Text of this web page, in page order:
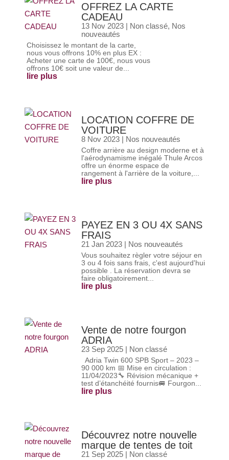
OFFREZ LA CARTE
CADEAU
13 Nov 2023 | Non classé, Nos
nouveautés
Choisissez le montant de la carte,
nous vous offrons 10% en plus EX :
Acheter une carte de 100€, nous vous
offrons 10€ soit une valeur de...
lire plus
LOCATION COFFRE DE
VOITURE
8 Nov 2023 | Nos nouveautés
Coffre arrière au design moderne et à
l'aérodynamisme inégalé Thule Arcos
offre un énorme espace de
rangement à l'arrière de la voiture,...
lire plus
PAYEZ EN 3 OU 4X SANS
FRAIS
21 Jan 2023 | Nos nouveautés
Vous souhaitez règler votre séjour en
3 ou 4 fois sans frais, c'est aujourd'hui
possible . La réservation devra se
faire obligatoirement...
lire plus
Vente de notre fourgon
ADRIA
23 Sep 2025 | Non classé
Adria Twin 600 SPB Sport – 2023 –
90 000 km 📅 Mise en circulation :
11/04/2023🔧 Révision mécanique +
test d’étanchéité fournis🚐 Fourgon...
lire plus
Découvrez notre nouvelle
marque de tentes de toit
21 Sep 2025 | Non classé